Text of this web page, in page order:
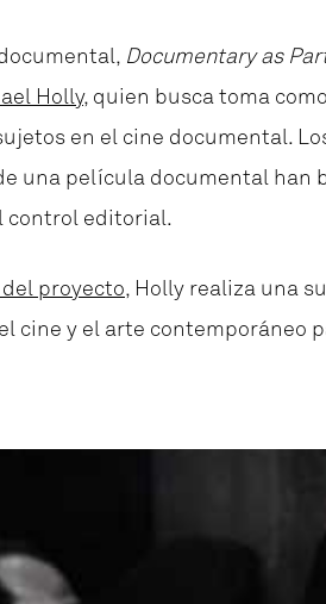
Documentary as
Holly, quien buscatoma
en el cine documental.
una película documental han
control editorial.
proyecto, Holly realiza una
cine y el arte contemporáneo